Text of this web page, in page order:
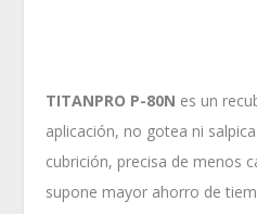
TITANPRO P-80N es un
aplicación, no gotea ni
cubrición, precisa de menos
supone mayor ahorro de